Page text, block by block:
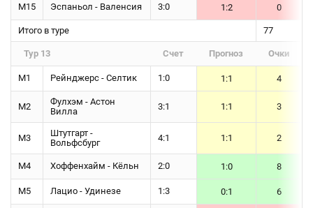
М15 Эспаньол - Валенсия 3:0 1:2 0
Итого в туре 77
Тур 13 Счет Прогноз Очки
М1 Рейнджерс - Селтик 1:0 1:1 4
М2
Фулхэм - Астон
Вилла
3:1 1:1 3
М3
Штутгарт -
Вольфсбург
4:1 1:1 2
М4 Хоффенхайм - Кёльн 2:0 1:0 8
М5 Лацио - Удинезе 1:3 0:1 6